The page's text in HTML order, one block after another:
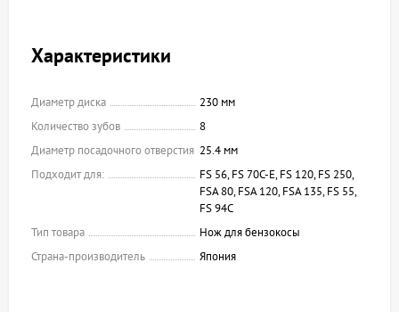
Характеристики
Диаметр диска
230 мм
Количество зубов
8
Диаметр посадочного отверстия 25.4 мм
Подходит для:
FS 56, FS 70C-E, FS 120, FS 250,
FSA 80, FSA 120, FSA 135, FS 55,
FS 94С
Тип товара
Нож для бензокосы
Страна-производитель
Япония